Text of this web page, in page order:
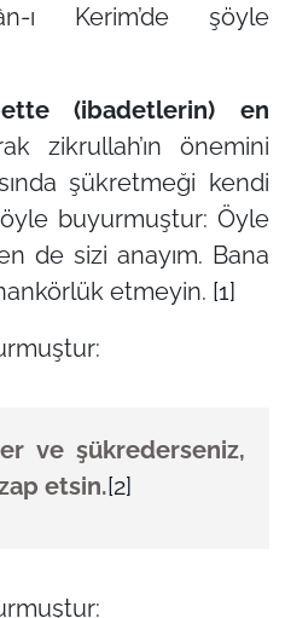
ı Kerim’de şöyle
(ibadetlerin) en
zikrullah’ın önemini
şükretmeği kendi
buyurmuştur: Öyle
de sizi anayım. Bana
etmeyin. [1]
ve şükrederseniz,
etsin.[2]